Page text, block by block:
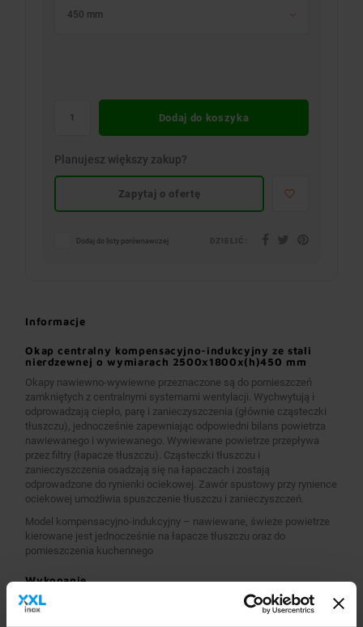
450 mm
Dodaj do koszyka
Planujesz większy zakup?
Zapytaj o ofertę
Dodaj do listy porównawczej
Informacje
Okap centralny kompensacyjno-indukcyjny ze stali
nierdzewnej o wymiarach 2500x1800x(h)450 mm
Okapy nawiewno-wywiewne przeznaczone są do pomieszczeń
zamkniętych z centralnymi systemami wentylacji. Wychwytują i
odprowadzają ciepło, parę i zanieczyszczenia (głównie cząsteczki
tłuszczu), jednocześnie zapewniając odpowiedni bilans powietrza
nawiewanego i wywiewanego. Wywiewane powietrze przepływa
przez filtry (łapacze tłuszczu). Cząsteczki tłuszczu i
zanieczyszczenia osadzają się na łapaczach i zostają
odprowadzone do rynienki ociekowej. Zawór spustowy przy rynience
ociekowej umożliwia spuszczenie tłuszczu i zanieczyszczeń.
Model kompensacyjno-indukcyjny – nawiewane, świeże powietrze
kierowane jest jednocześnie na łapacze tłuszczu oraz do
pomieszczenia kuchennego
Wykonanie
Okapy wykonane są z wysokogatunkowej stali nierdzewnej.